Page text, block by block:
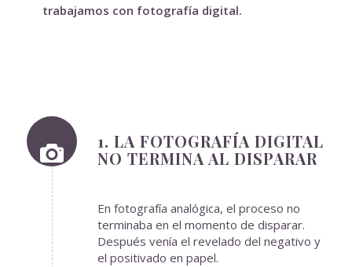
trabajamos con fotografía digital.
1. LA FOTOGRAFÍA DIGITAL
NO TERMINA AL DISPARAR
En fotografía analógica, el proceso no
terminaba en el momento de disparar.
Después venía el revelado del negativo y
el positivado en papel.